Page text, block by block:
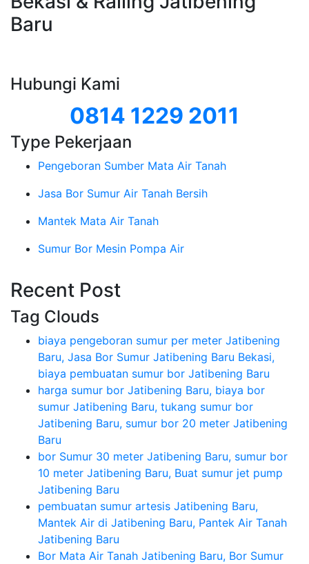
Baru
Hubungi Kami
0814 1229 2011
Type Pekerjaan
Pengeboran Sumber Mata Air Tanah
Jasa Bor Sumur Air Tanah Bersih
Mantek Mata Air Tanah
Sumur Bor Mesin Pompa Air
Recent Post
Tag Clouds
biaya pengeboran sumur per meter Jatibening
Baru, Jasa Bor Sumur Jatibening Baru Bekasi,
biaya pembuatan sumur bor Jatibening Baru
harga sumur bor Jatibening Baru, biaya bor
sumur Jatibening Baru, tukang sumur bor
Jatibening Baru, sumur bor 20 meter Jatibening
Baru
bor Sumur 30 meter Jatibening Baru, sumur bor
10 meter Jatibening Baru, Buat sumur jet pump
Jatibening Baru
pembuatan sumur artesis Jatibening Baru,
Mantek Air di Jatibening Baru, Pantek Air Tanah
Jatibening Baru
Bor Mata Air Tanah Jatibening Baru, Bor Sumur